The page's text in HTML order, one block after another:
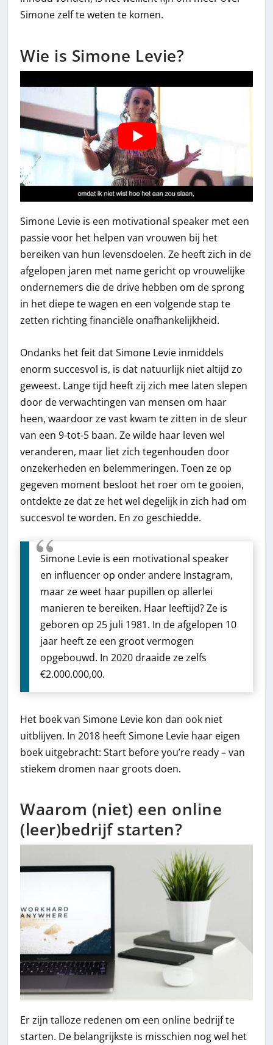
Simone zelf te weten te komen.
Wie is Simone Levie?
Simone Levie is een motivational speaker met een
passie voor het helpen van vrouwen bij het
bereiken van hun levensdoelen. Ze heeft zich in de
afgelopen jaren met name gericht op vrouwelijke
ondernemers die de drive hebben om de sprong
in het diepe te wagen en een volgende stap te
zetten richting financiële onafhankelijkheid.
Ondanks het feit dat Simone Levie inmiddels
enorm succesvol is, is dat natuurlijk niet altijd zo
geweest. Lange tijd heeft zij zich mee laten slepen
door de verwachtingen van mensen om haar
heen, waardoor ze vast kwam te zitten in de sleur
van een 9-tot-5 baan. Ze wilde haar leven wel
veranderen, maar liet zich tegenhouden door
onzekerheden en belemmeringen. Toen ze op
gegeven moment besloot het roer om te gooien,
ontdekte ze dat ze het wel degelijk in zich had om
succesvol te worden. En zo geschiedde.
Simone Levie is een motivational speaker
en influencer op onder andere Instagram,
maar ze weet haar pupillen op allerlei
manieren te bereiken. Haar leeftijd? Ze is
geboren op 25 juli 1981. In de afgelopen 10
jaar heeft ze een groot vermogen
opgebouwd. In 2020 draaide ze zelfs
€2.000.000,00.
Het boek van Simone Levie kon dan ook niet
uitblijven. In 2018 heeft Simone Levie haar eigen
boek uitgebracht: Start before you’re ready – van
stiekem dromen naar groots doen.
Waarom (niet) een online
(leer)bedrijf starten?
Er zijn talloze redenen om een online bedrijf te
starten. De belangrijkste is misschien nog wel het